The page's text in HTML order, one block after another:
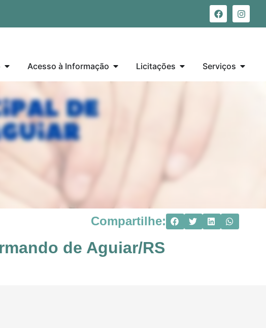
Acesso à Informação Licitações Serviços
Compartilhe:
de Aguiar/RS